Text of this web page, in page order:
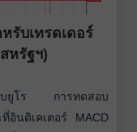
รับเทรดเดอร์
หรัฐฯ)
รับยูโร การทดสอบ
อินดิเคเตอร์ MACD